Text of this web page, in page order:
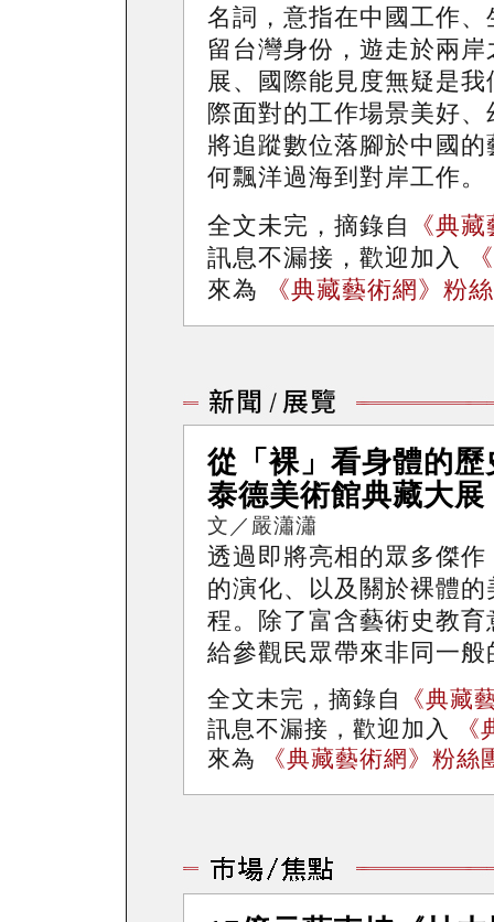
名詞，意指在中國工作
留台灣身份，遊走於兩
展、國際能見度無疑是
際面對的工作場景美好
將追蹤數位落腳於中國
何飄洋過海到對岸工作。
全文未完，摘錄自
《典
訊息不漏接，歡迎加入
來為
《典藏藝術網》粉
從「裸」看身體的
泰德美術館典藏大展
文／嚴瀟瀟
透過即將亮相的眾多傑
的演化、以及關於裸體
程。除了富含藝術史教
給參觀民眾帶來非同一
全文未完，摘錄自
《典藏
訊息不漏接，歡迎加入
來為
《典藏藝術網》粉絲